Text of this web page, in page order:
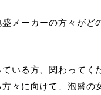
メーカーの方々が
いる方、関わってく
々に向けて、泡盛の